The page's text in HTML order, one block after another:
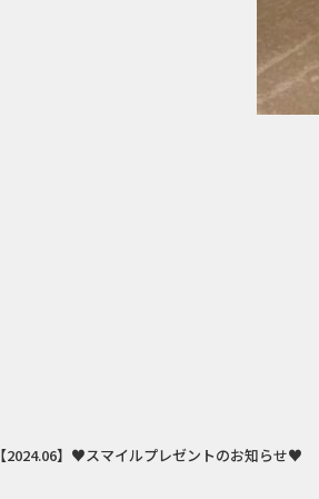
【2024.06】♥スマイルプレゼントのお知らせ♥